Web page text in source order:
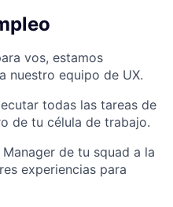
vos, estamos
nuestro equipo de UX.
todas las tareas de
de tu célula de trabajo.
de tu squad a la
experiencias para